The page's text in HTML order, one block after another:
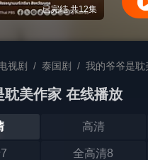
已完结 共12集
视剧 / 泰国剧 / 我的爷爷是耽
耽美作家 在线播放
高清
全高清8